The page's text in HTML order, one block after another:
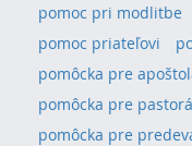
pomoc pri modlitbe
pomoc priateľovi
pomôcka pre
pomôcka pre
pomôcka pre